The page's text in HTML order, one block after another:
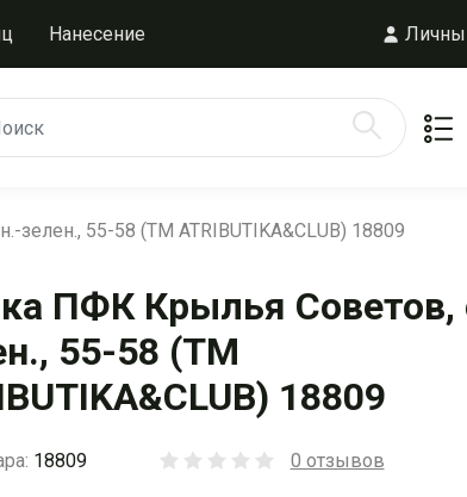
Нанесение
55-58 (ТМ ATRIBUTIKA&CLUB) 18809
ПФК Крылья Советов,
55-58 (ТМ
18809
18809 0 отзывов